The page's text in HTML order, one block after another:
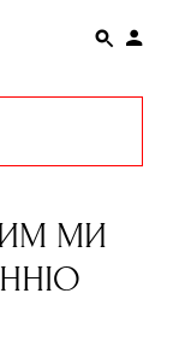
МИ